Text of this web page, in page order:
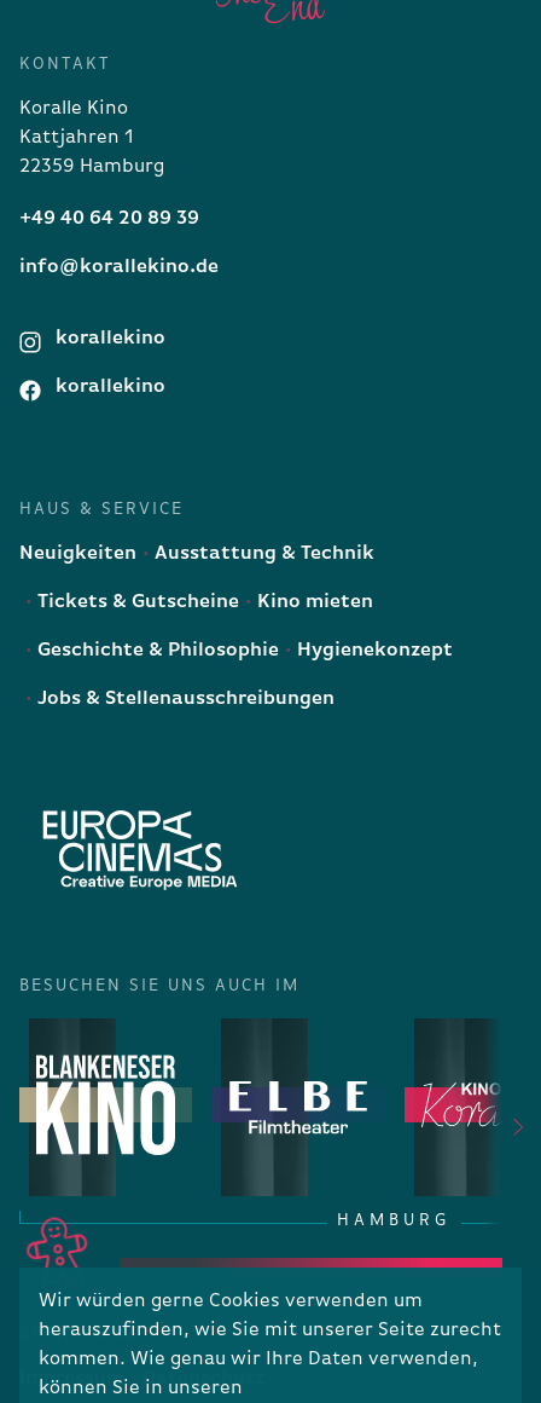
Wir würden gerne Cookies verwenden um
herauszufinden, wie Sie mit unserer Seite zurecht
kommen. Wie genau wir Ihre Daten verwenden,
können Sie in unseren
KONTAKT
Koralle Kino
Kattjahren 1
22359 Hamburg
+49 40 64 20 89 39
info@korallekino.de
korallekino
korallekino
HAUS & SERVICE
Neuigkeiten Ausstattung & Technik
Tickets & Gutscheine Kino mieten
Geschichte & Philosophie Hygienekonzept
Jobs & Stellenausschreibungen
BESUCHEN SIE UNS AUCH IM
HAMBURG
RECHTLICHES
Impressum Datenschutz